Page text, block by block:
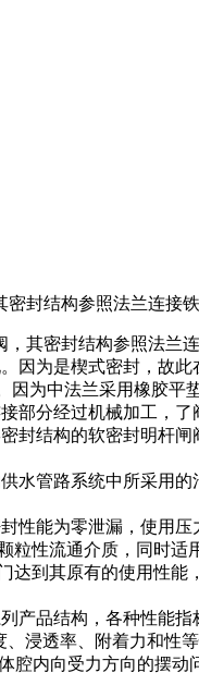
封结构参照法兰连接
其密封结构参照法兰
因为是楔式密封，故
因为中法兰采用橡胶
部分经过机械加工，
封结构的软密封明杆
管路系统中所采用的
能为零泄漏，使用压
性流通介质，同时适
达到其原有的使用性
品结构，各种性能
浸透率、附着力和性
内向受力方向的摆动